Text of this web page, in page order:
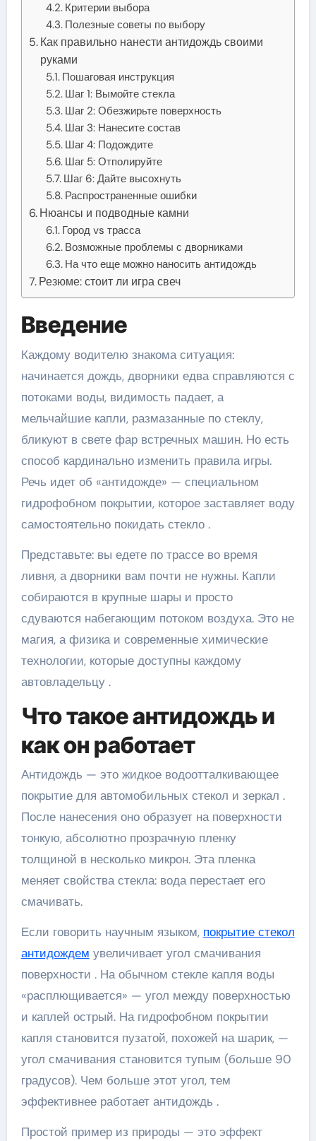
Критерии выбора
Полезные советы по выбору
Как правильно нанести антидождь своими
руками
Пошаговая инструкция
Шаг 1: Вымойте стекла
Шаг 2: Обезжирьте поверхность
Шаг 3: Нанесите состав
Шаг 4: Подождите
Шаг 5: Отполируйте
Шаг 6: Дайте высохнуть
Распространенные ошибки
Нюансы и подводные камни
Город vs трасса
Возможные проблемы с дворниками
На что еще можно наносить антидождь
Резюме: стоит ли игра свеч
Введение
Каждому водителю знакома ситуация:
начинается дождь, дворники едва справляются с
потоками воды, видимость падает, а
мельчайшие капли, размазанные по стеклу,
бликуют в свете фар встречных машин. Но есть
способ кардинально изменить правила игры.
Речь идет об «антидожде» — специальном
гидрофобном покрытии, которое заставляет воду
самостоятельно покидать стекло .
Представьте: вы едете по трассе во время
ливня, а дворники вам почти не нужны. Капли
собираются в крупные шары и просто
сдуваются набегающим потоком воздуха. Это не
магия, а физика и современные химические
технологии, которые доступны каждому
автовладельцу .
Что такое антидождь и
как он работает
Антидождь — это жидкое водоотталкивающее
покрытие для автомобильных стекол и зеркал .
После нанесения оно образует на поверхности
тонкую, абсолютно прозрачную пленку
толщиной в несколько микрон. Эта пленка
меняет свойства стекла: вода перестает его
смачивать.
Если говорить научным языком, покрытие стекол
антидождем увеличивает угол смачивания
поверхности . На обычном стекле капля воды
«расплющивается» — угол между поверхностью
и каплей острый. На гидрофобном покрытии
капля становится пузатой, похожей на шарик, —
угол смачивания становится тупым (больше 90
градусов). Чем больше этот угол, тем
эффективнее работает антидождь .
Простой пример из природы — это эффект